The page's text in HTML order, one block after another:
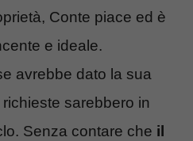
Conte piace ed è
e ideale.
avrebbe dato la sua
sarebbero in
Senza contare che il